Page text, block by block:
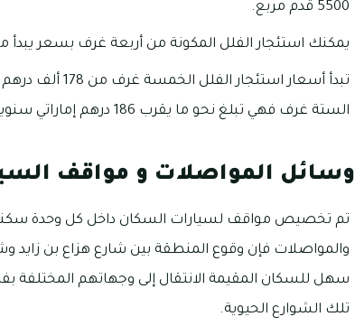
5500 قدم مربع.
يمكنك استئجار الفلل المكونة من أربعة غرف بسعر يبدأ من 140 ألف وتمتد لتصل إلى 160 ألف درهماً في
تبدأ أسعار
الستة غرف فهي تبلغ نحو ما يقرب 186 درهم إماراتي سنوياً.
وسائل المواصلات و مواقف
تم تخصيص مواقف لسيارات السكان داخل كل وحدة سكنية
والمواصلات فإن وقوع المنطقة بين شارع هزاع بن
سهل للسكان المقيمة الانتقال إلى وجهاتهم
تلك الشوارع الحيوية.